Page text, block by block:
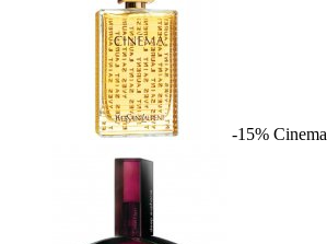
-15% Cinema